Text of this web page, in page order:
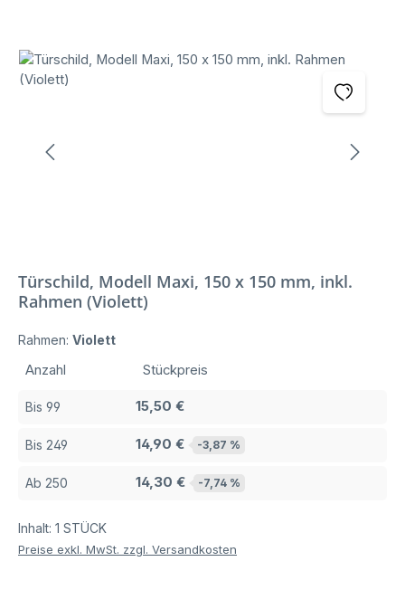
Bildergalerie überspringen
Türschild, Modell Maxi, 150 x 150 mm, inkl.
Rahmen (Violett)
Rahmen: Violett
Anzahl Stückpreis
Bis 99 15,50 €
Bis 249 14,90 € -3,87 %
Ab 250 14,30 € -7,74 %
Inhalt: 1 STÜCK
Preise exkl. MwSt. zzgl. Versandkosten